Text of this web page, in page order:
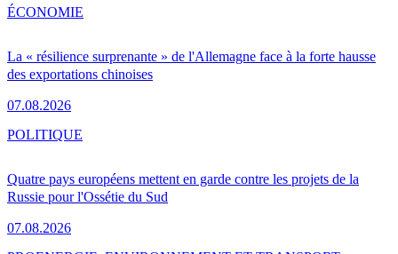
La « résilience surprenante » de l'Allemagne face à la forte hausse
des exportations chinoises
07.08.2026
ÉCONOMIE
Quatre pays européens mettent en garde contre les projets de la
Russie pour l'Ossétie du Sud
07.08.2026
POLITIQUE